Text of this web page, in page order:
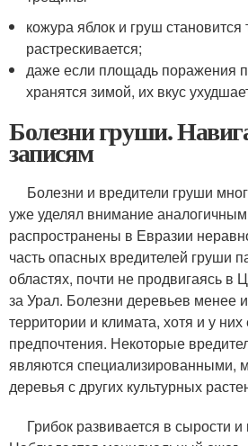
кожура яблок и груш становится
растрескивается;
даже если площадь поражения
хранятся зимой, их вкус
Болезни груши.
записям
Болезни и вредители груши
уже уделял внимание
распространены в Евразии
часть опасных вредителей груши
областях, почти не продвигаясь в
за Урал. Болезни деревьев менее
территории и климата, хотя и у них
предпочтения. Некоторые
являются специализированными,
деревья с других культурных
Грибок развивается в сырости и